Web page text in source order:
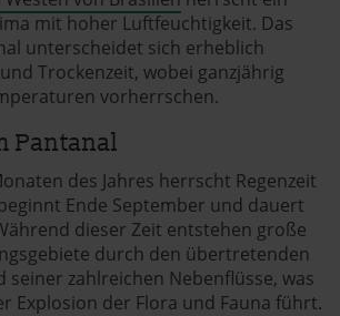
mit hoher Luftfeuchtigkeit. Das
unterscheidet sich erheblich
Trockenzeit, wobei ganzjährig
vorherrschen.
Pantanal
des Jahres herrscht Regenzeit
Ende September und dauert
dieser Zeit entstehen große
durch den übertretenden
seiner zahlreichen Nebenflüsse, was
Explosion der Flora und Fauna führt.